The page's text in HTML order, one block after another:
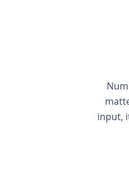
input,